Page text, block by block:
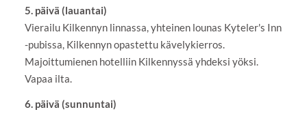
5. päivä (lauantai)
Vierailu Kilkennyn linnassa, yhteinen lounas Kyteler's Inn
-pubissa, Kilkennyn opastettu kävelykierros.
Majoittumienen hotelliin Kilkennyssä yhdeksi yöksi.
Vapaa ilta.
6. päivä (sunnuntai)